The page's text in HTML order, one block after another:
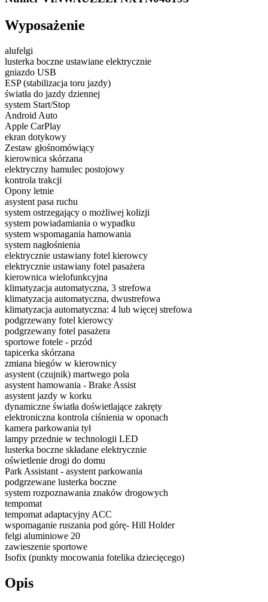
Wyposażenie
alufelgi
lusterka boczne ustawiane elektrycznie
gniazdo USB
ESP (stabilizacja toru jazdy)
światła do jazdy dziennej
system Start/Stop
Android Auto
Apple CarPlay
ekran dotykowy
Zestaw głośnomówiący
kierownica skórzana
elektryczny hamulec postojowy
kontrola trakcji
Opony letnie
asystent pasa ruchu
system ostrzegający o możliwej kolizji
system powiadamiania o wypadku
system wspomagania hamowania
system nagłośnienia
elektrycznie ustawiany fotel kierowcy
elektrycznie ustawiany fotel pasażera
kierownica wielofunkcyjna
klimatyzacja automatyczna, 3 strefowa
klimatyzacja automatyczna, dwustrefowa
klimatyzacja automatyczna: 4 lub więcej strefowa
podgrzewany fotel kierowcy
podgrzewany fotel pasażera
sportowe fotele - przód
tapicerka skórzana
zmiana biegów w kierownicy
asystent (czujnik) martwego pola
asystent hamowania - Brake Assist
asystent jazdy w korku
dynamiczne światła doświetlające zakręty
elektroniczna kontrola ciśnienia w oponach
kamera parkowania tył
lampy przednie w technologii LED
lusterka boczne składane elektrycznie
oświetlenie drogi do domu
Park Assistant - asystent parkowania
podgrzewane lusterka boczne
system rozpoznawania znaków drogowych
tempomat
tempomat adaptacyjny ACC
wspomaganie ruszania pod górę- Hill Holder
felgi aluminiowe 20
zawieszenie sportowe
Isofix (punkty mocowania fotelika dziecięcego)
Opis